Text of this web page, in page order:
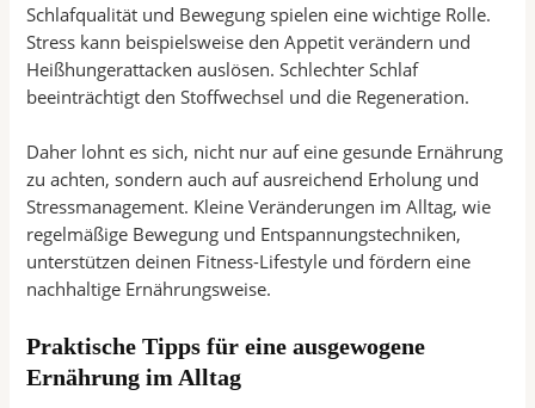
Schlafqualität und Bewegung spielen eine wichtige Rolle.
Stress kann beispielsweise den Appetit verändern und
Heißhungerattacken auslösen. Schlechter Schlaf
beeinträchtigt den Stoffwechsel und die Regeneration.
Daher lohnt es sich, nicht nur auf eine gesunde Ernährung
zu achten, sondern auch auf ausreichend Erholung und
Stressmanagement. Kleine Veränderungen im Alltag, wie
regelmäßige Bewegung und Entspannungstechniken,
unterstützen deinen Fitness-Lifestyle und fördern eine
nachhaltige Ernährungsweise.
Praktische Tipps für eine ausgewogene
Ernährung im Alltag